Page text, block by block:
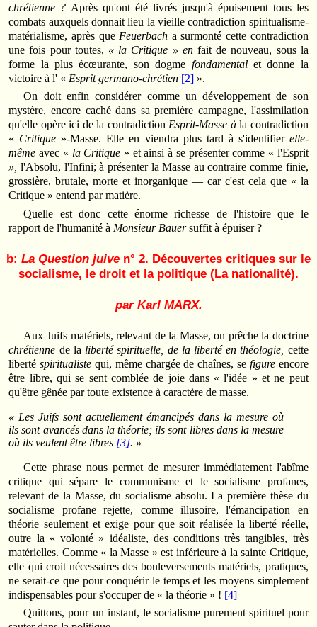
chrétienne ? Après qu'ont été livrés jusqu'à épuisement tous les
combats auxquels donnait lieu la vieille contradiction spiritualisme-
matérialisme, après que Feuerbach a surmonté cette contradiction
une fois pour toutes, « la Critique » en fait de nouveau, sous la
forme la plus écœurante, son dogme fondamentalet donne la
victoire à l' « Esprit germano-chrétien [2] ».
On doit enfin considérer comme un développement de son
mystère, encore caché dans sa première campagne, l'assimilation
qu'elle opère ici de la contradiction Esprit-Masse àla contradiction
« Critique »-Masse. Elle en viendra plus tard à s'identifier elle-
mêmeavec « la Critique » et ainsi à se présenter comme « l'Esprit
», l'Absolu, l'Infini; à présenter la Masse au contraire comme finie,
grossière, brutale, morte et inorganique — car c'est cela que « la
Critique » entend par matière.
Quelle est donc cette énorme richesse de l'histoire que le
rapport de l'humanité à Monsieur Bauersuffit à épuiser ?
b: La Question juive n° 2. Découvertes critiques sur le
socialisme, le droit et la politique (La nationalité).
par Karl MARX.
Aux Juifs matériels, relevant de la Masse, on prêche la doctrine
chrétienne de la liberté spirituelle, de la liberté en théologie, cette
libertéspiritualiste qui, même chargée de chaînes, se figure encore
être libre, qui se sent comblée de joie dans « l'idée » et ne peut
qu'être gênée par toute existence à caractère de masse.
« Les Juifs sont actuellement émancipés dans la mesure où
ils sont avancés dans la théorie; ils sont libres dans la mesure
où ils veulent être libres [3]. »
Cette phrase nous permet de mesurer immédiatement l'abîme
critique qui sépare le communisme et le socialisme profanes,
relevant de la Masse, du socialisme absolu. La première thèse du
socialisme profane rejette, comme illusoire, l'émancipation en
théorie seulement et exige pour que soit réalisée la liberté réelle,
outre la « volonté » idéaliste, des conditions très tangibles, très
matérielles. Comme « la Masse » est inférieure à la sainte Critique,
elle qui croit nécessaires des bouleversements matériels, pratiques,
ne serait-ce que pour conquérir le temps et les moyens simplement
indispensables pour s'occuper de « la théorie » ! [4]
Quittons, pour un instant, le socialisme purement spirituel pour